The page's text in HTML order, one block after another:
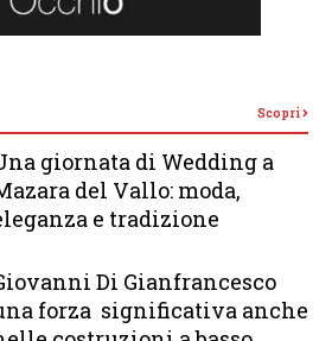
Scopri
giornata di Wedding a
del Vallo: moda,
e tradizione
Di Gianfrancesco
forza significativa anche